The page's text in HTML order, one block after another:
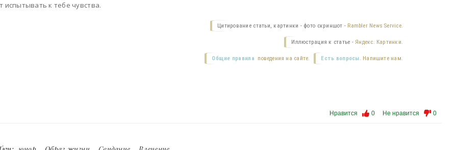
испытывать к тебе чувства.
Цитирование статьи, картинки - фото скриншот - Rambler News Service.
Иллюстрация к статье - Яндекс. Картинки.
Есть вопросы. Напишите нам.
Общие правила поведения на сайте.
Нравится 0 Не нравится 0